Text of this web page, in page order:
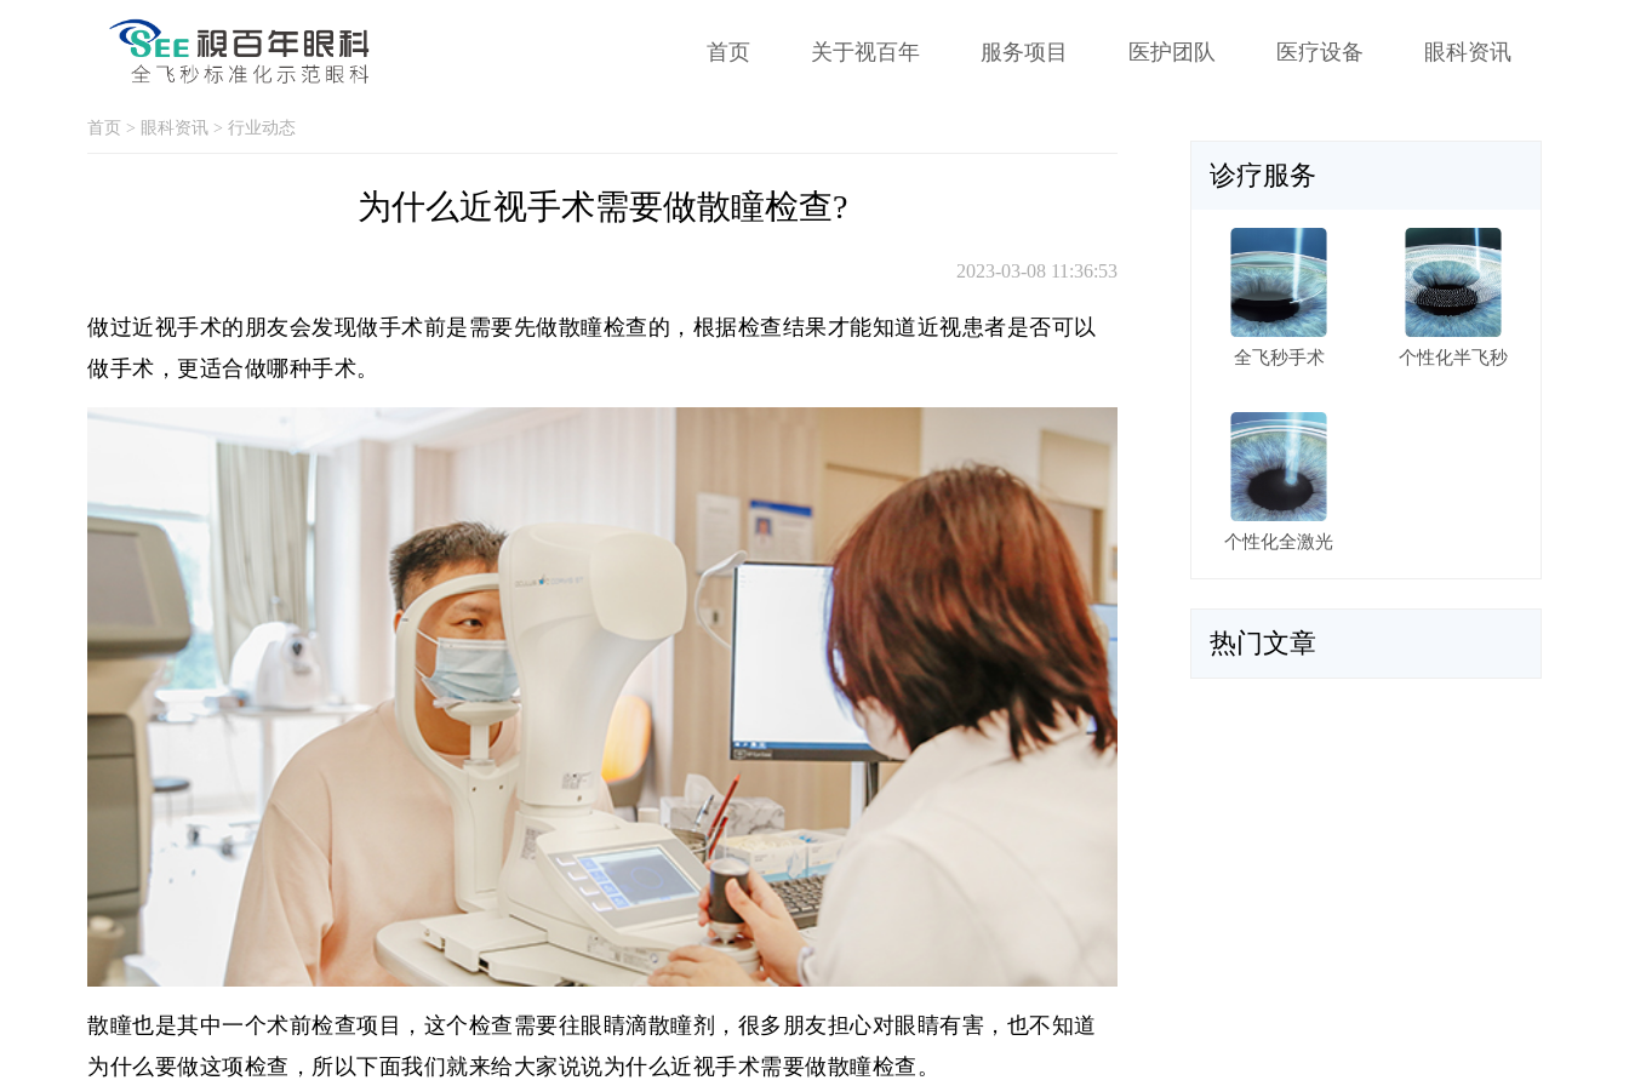
首页 关于视百年 服务项目 医护团队 医疗设备 眼科资讯
首页 > 眼科资讯 > 行业动态
为什么近视手术需要做散瞳检查?
2023-03-08 11:36:53
做过近视手术的朋友会发现做手术前是需要先做散瞳检查的，根据检查结果才能知道近视患者是否可以
做手术，更适合做哪种手术。
散瞳也是其中一个术前检查项目，这个检查需要往眼睛滴散瞳剂，很多朋友担心对眼睛有害，也不知道
为什么要做这项检查，所以下面我们就来给大家说说为什么近视手术需要做散瞳检查。
诊疗服务
全飞秒手术 个性化半飞秒
个性化全激光
热门文章